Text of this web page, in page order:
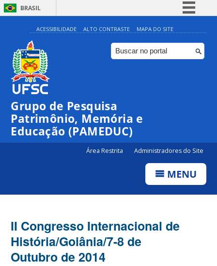
BRASIL
Simplifique!
Comunica BR
Participe
ACESSIBILIDADE ALTO CONTRASTE MAPA DO SITE
Grupo de Pesquisa
Patrimônio, Memória e
Educação (PAMEDUC)
Área Restrita Administradores do Site
MENU
II Congresso Internacional de
História/Goiânia/7-8 de
Outubro de 2014